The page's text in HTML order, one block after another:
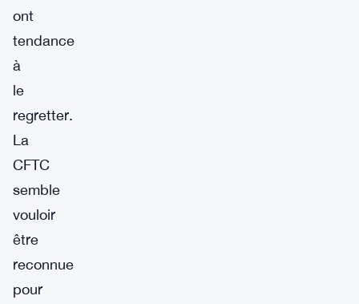
ont
tendance
à
le
regretter.
La
CFTC
semble
vouloir
être
reconnue
pour